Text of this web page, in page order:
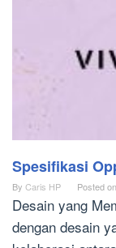
Spesifikasi
By Caris HP Posted on
Desain yang
dengan desain